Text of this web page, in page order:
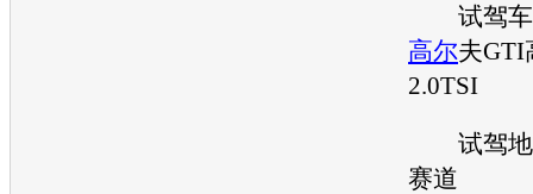
试驾
高尔夫GTI
2.0TSI
试驾
赛道